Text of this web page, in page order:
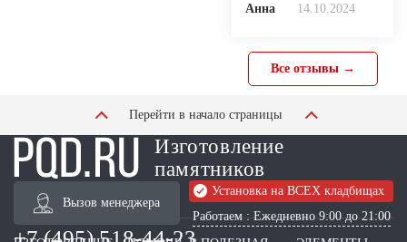
Анна
14.10.2024
Все отзывы →
Перейти в начало страницы
Изготовление
памятников
Вызов менеджера
Установка на ВСЕХ кладбищах
Работаем : Ежедневно 9:00 до 21:00